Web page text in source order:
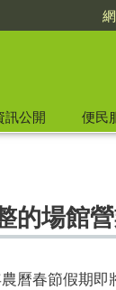
訊公開 便民
的場館
曆春節假期